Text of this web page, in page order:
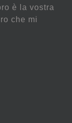
è la vostra
che mi